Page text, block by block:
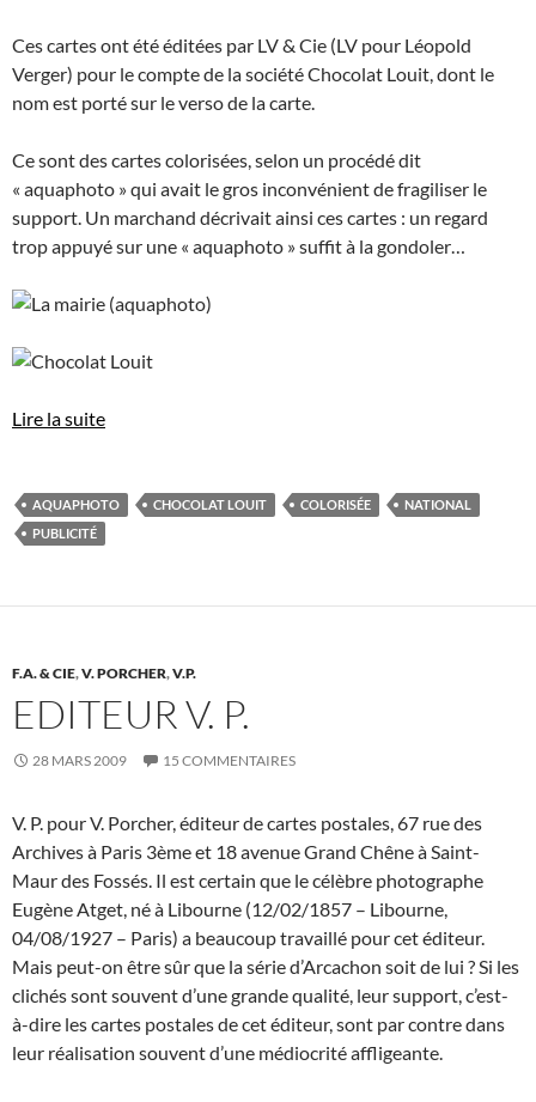
Ces cartes ont été éditées par LV & Cie (LV pour Léopold
Verger) pour le compte de la société Chocolat Louit, dont le
nom est porté sur le verso de la carte.
Ce sont des cartes colorisées, selon un procédé dit
« aquaphoto » qui avait le gros inconvénient de fragiliser le
support. Un marchand décrivait ainsi ces cartes : un regard
trop appuyé sur une « aquaphoto » suffit à la gondoler…
Lire la suite
AQUAPHOTO CHOCOLAT LOUIT COLORISÉE
NATIONAL
PUBLICITÉ
F.A. & CIE,V. PORCHER,V.P.
EDITEUR V. P.
28 MARS 2009 15 COMMENTAIRES
V. P. pour V. Porcher, éditeur de cartes postales, 67 rue des
Archives à Paris 3ème et 18 avenue Grand Chêne à Saint-
Maur des Fossés. Il est certain que le célèbre photographe
Eugène Atget, né à Libourne (12/02/1857 – Libourne,
04/08/1927 – Paris) a beaucoup travaillé pour cet éditeur.
Mais peut-on être sûr que la série d’Arcachon soit de lui ? Si les
clichés sont souvent d’une grande qualité, leur support, c’est-
à-dire les cartes postales de cet éditeur, sont par contre dans
leur réalisation souvent d’une médiocrité affligeante.